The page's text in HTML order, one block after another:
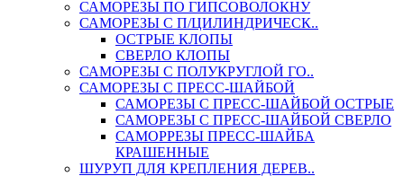
САМОРЕЗЫ ПО ГИПСОВОЛОКНУ
САМОРЕЗЫ С П/ЦИЛИНДРИЧЕСК..
ОСТРЫЕ КЛОПЫ
СВЕРЛО КЛОПЫ
САМОРЕЗЫ С ПОЛУКРУГЛОЙ ГО..
САМОРЕЗЫ С ПРЕСС-ШАЙБОЙ
САМОРЕЗЫ С ПРЕСС-ШАЙБОЙ ОСТРЫЕ
САМОРЕЗЫ С ПРЕСС-ШАЙБОЙ СВЕРЛО
САМОРРЕЗЫ ПРЕСС-ШАЙБА
КРАШЕННЫЕ
ШУРУП ДЛЯ КРЕПЛЕНИЯ ДЕРЕВ..